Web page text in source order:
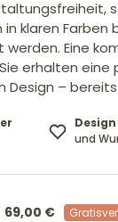
klaren Farben
Eine
erhalten
Design –
und
69,00 €